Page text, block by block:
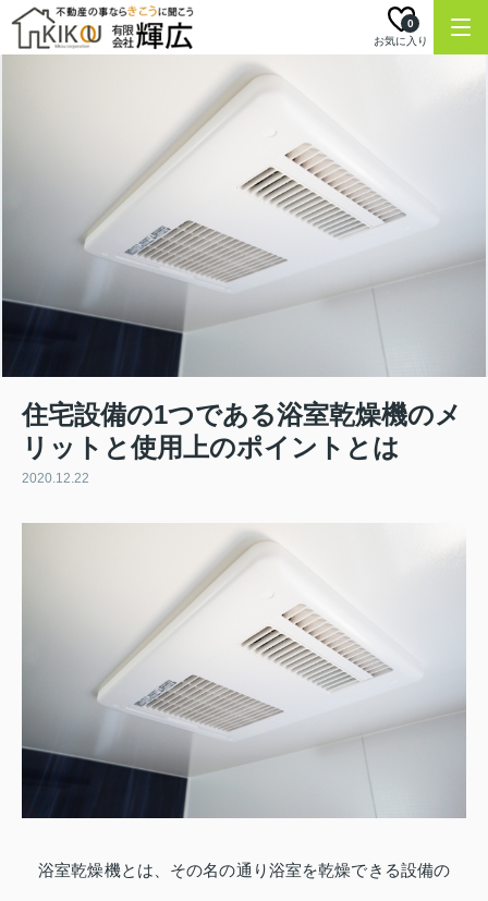
お気に入り
0
住宅設備の1つである浴室乾燥機のメ
リットと使用上のポイントとは
2020.12.22
浴室乾燥機とは、その名の通り浴室を乾燥できる設備の